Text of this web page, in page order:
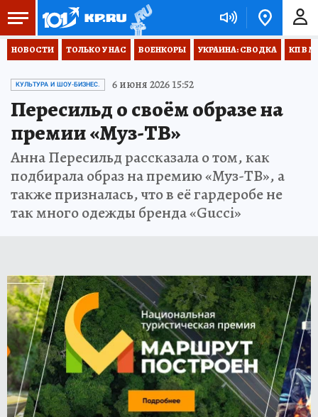
НОВОСТИ ТОЛЬКО У НАС ВОЕНКОРЫ УКРАИНА: СВОДКА КП В
КУЛЬТУРА И ШОУ-БИЗНЕС. 6 июня 2026 15:52
Пересильд о своём образе на
премии «Муз-ТВ»
Анна Пересильд рассказала о том, как
подбирала образ на премию «Муз-ТВ», а
также призналась, что в её гардеробе не
так много одежды бренда «Gucci»